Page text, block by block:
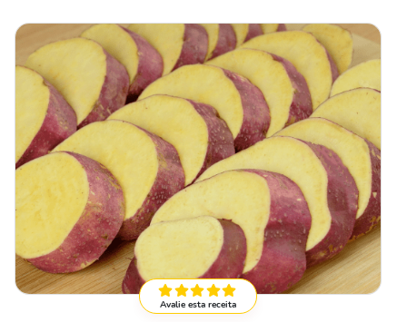
Avalie esta receita